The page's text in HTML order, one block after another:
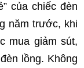
của chiếc đèn
năm trước, khi
mua giảm sút,
lồng. Không